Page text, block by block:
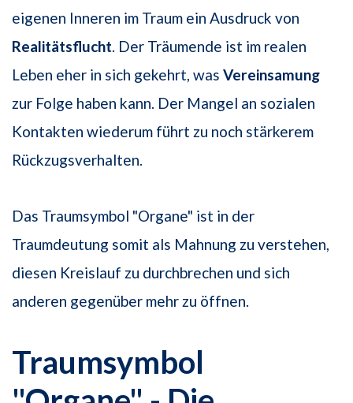
eigenen Inneren im Traum ein Ausdruck von
Realitätsflucht. Der Träumende ist im realen
Leben eher in sich gekehrt, was Vereinsamung
zur Folge haben kann. Der Mangel an sozialen
Kontakten wiederum führt zu noch stärkerem
Rückzugsverhalten.
Das Traumsymbol "Organe" ist in der
Traumdeutung somit als Mahnung zu verstehen,
diesen Kreislauf zu durchbrechen und sich
anderen gegenüber mehr zu öffnen.
Traumsymbol